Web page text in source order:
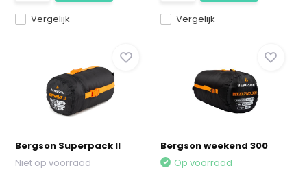
Vergelijk Vergelijk
Bergson Superpack II
Niet op voorraad
Bergson weekend 300
Op voorraad